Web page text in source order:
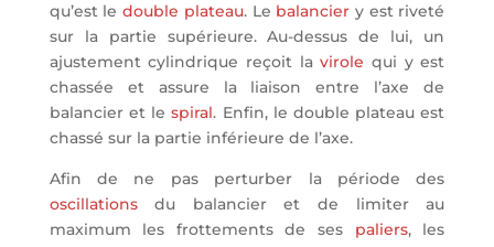
qu’est ledouble plateau. Le balancier y est riveté
sur la partie supérieure. Au-dessus de lui, un
ajustement cylindrique reçoit lavirole qui y est
chassée et assure la liaison entre l’axe de
balancier et lespiral. Enfin, le double plateau est
chassé sur la partie inférieure de l’axe.
Afin de ne pas perturber la période des
oscillationsdu balancier et de limiter au
maximum les frottements de ses paliers, les